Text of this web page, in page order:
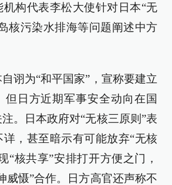
构代表李松大使针对日本“无
核污染水排海等问题阐述中方
诩为“和平国家”，宣称要建立
但日方近期军事安全动向在国
。日本政府对“无核三原则”表
，甚至暗示有可能放弃“无核
“核共享”安排打开方便之门，
威慑”合作。日方高官还声称不